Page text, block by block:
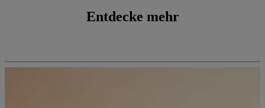
Entdecke mehr